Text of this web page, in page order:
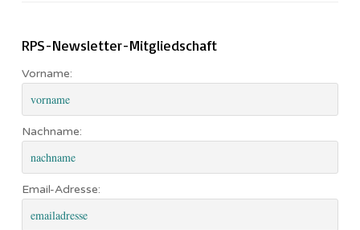
RPS-Newsletter-Mitgliedschaft
Vorname:
Nachname:
Email-Adresse: